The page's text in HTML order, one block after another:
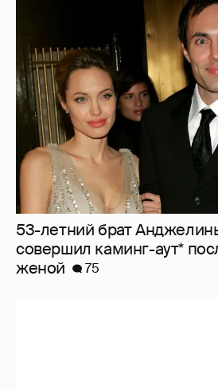
53-летний брат
совершил каминг-аут*
женой
75